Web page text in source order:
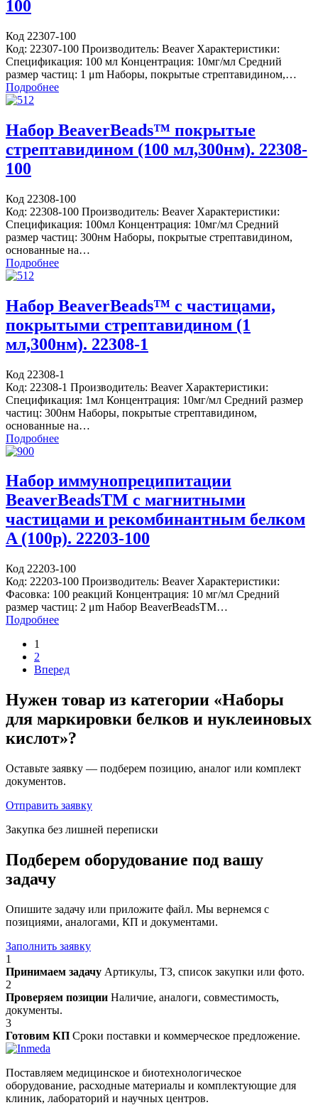
100
Код 22307-100
Код: 22307-100 Производитель: Beaver Характеристики:
Спецификация: 100 мл Концентрация: 10мг/мл Средний
размер частиц: 1 μm Наборы, покрытые стрептавидином,…
Подробнее
Набор BeaverBeads™ покрытые
стрептавидином (100 мл,300нм). 22308-
100
Код 22308-100
Код: 22308-100 Производитель: Beaver Характеристики:
Спецификация: 100мл Концентрация: 10мг/мл Средний
размер частиц: 300нм Наборы, покрытые стрептавидином,
основанные на…
Подробнее
Набор BeaverBeads™ с частицами,
покрытыми стрептавидином (1
мл,300нм). 22308-1
Код 22308-1
Код: 22308-1 Производитель: Beaver Характеристики:
Спецификация: 1мл Концентрация: 10мг/мл Средний размер
частиц: 300нм Наборы, покрытые стрептавидином,
основанные на…
Подробнее
Набор иммунопреципитации
BeaverBeadsTM с магнитными
частицами и рекомбинантным белком
A (100р). 22203-100
Код 22203-100
Код: 22203-100 Производитель: Beaver Характеристики:
Фасовка: 100 реакций Концентрация: 10 мг/мл Средний
размер частиц: 2 μm Набор BeaverBeadsTM…
Подробнее
1
2
Вперед
Нужен товар из категории «Наборы
для маркировки белков и нуклеиновых
кислот»?
Оставьте заявку — подберем позицию, аналог или комплект
документов.
Отправить заявку
Закупка без лишней переписки
Подберем оборудование под вашу
задачу
Опишите задачу или приложите файл. Мы вернемся с
позициями, аналогами, КП и документами.
Заполнить заявку
1
Принимаем задачу Артикулы, ТЗ, список закупки или фото.
2
Проверяем позиции Наличие, аналоги, совместимость,
документы.
3
Готовим КП Сроки поставки и коммерческое предложение.
Поставляем медицинское и биотехнологическое
оборудование, расходные материалы и комплектующие для
клиник, лабораторий и научных центров.